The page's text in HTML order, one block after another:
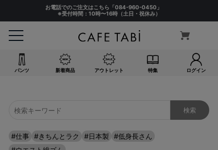
お電話でのご注文はこちら「084-960-0450 」
※受付時間：10時〜16時（土日・祝休み）
パンツ 新着商品 アウトレット 特集 ログイン
#仕事 #きちんとラク #日本製
#低身長さん
キーワード